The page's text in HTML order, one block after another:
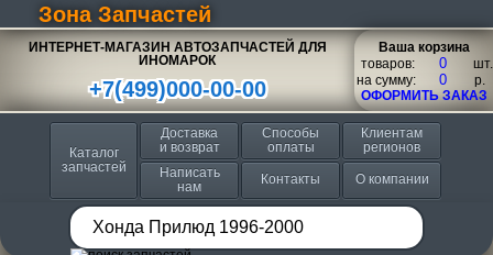
Зона Запчастей
ИНТЕРНЕТ-МАГАЗИН АВТОЗАПЧАСТЕЙ ДЛЯ
ИНОМАРОК
+7(499)000-00-00
Ваша корзина
товаров:
шт.
на сумму:
p.
ОФОРМИТЬ ЗАКАЗ
Каталог
запчастей
Доставка
и возврат
Способы
оплаты
Клиентам
регионов
Написать
нам
Контакты О компании